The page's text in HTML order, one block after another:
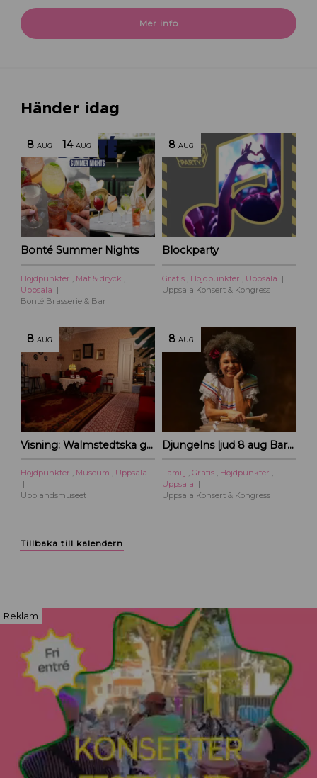
Mer info
Händer idag
8 AUG -14 AUG
Bonté Summer Nights
Höjdpunkter Mat & dryck
Uppsala
Bonté Brasserie & Bar
8 AUG
Blockparty
Gratis Höjdpunkter
Uppsala
Uppsala Konsert & Kongress
8 AUG
Visning: Walmstedtska gården
Höjdpunkter , Museum , Uppsala
Upplandsmuseet
8 AUG
Djungelns ljud 8 aug Barnföreställning
Familj , Gratis , Höjdpunkter ,
Uppsala
Uppsala Konsert & Kongress
Tillbaka till kalendern
Reklam